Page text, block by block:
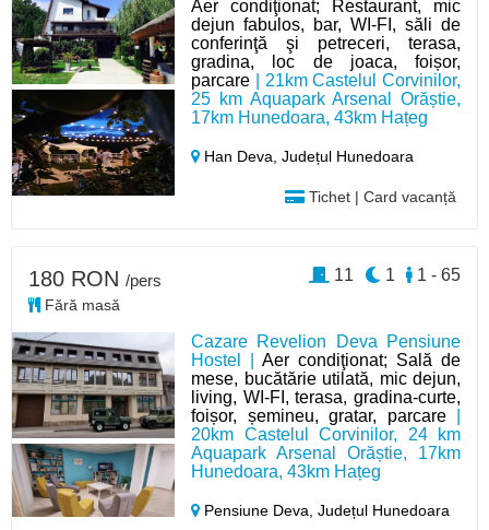
Aer condiţionat; Restaurant, mic
dejun fabulos, bar, WI-FI, săli de
conferinţă şi petreceri, terasa,
gradina, loc de joaca, foișor,
parcare | 21km Castelul Corvinilor,
25 km Aquapark Arsenal Orăștie,
17km Hunedoara, 43km Hațeg
Han Deva,Județul Hunedoara
Tichet | Card vacanță
Cazare Revelion Deva Pensiune
Hostel |Aer condiţionat; Sală de
mese, bucătărie utilată, mic dejun,
living, WI-FI, terasa, gradina-curte,
foișor, șemineu, gratar, parcare|
20km Castelul Corvinilor, 24 km
Aquapark Arsenal Orăștie, 17km
Hunedoara, 43km Hațeg
Pensiune Deva,Județul Hunedoara
180 RON /pers
Fără masă
1 - 65
1
11